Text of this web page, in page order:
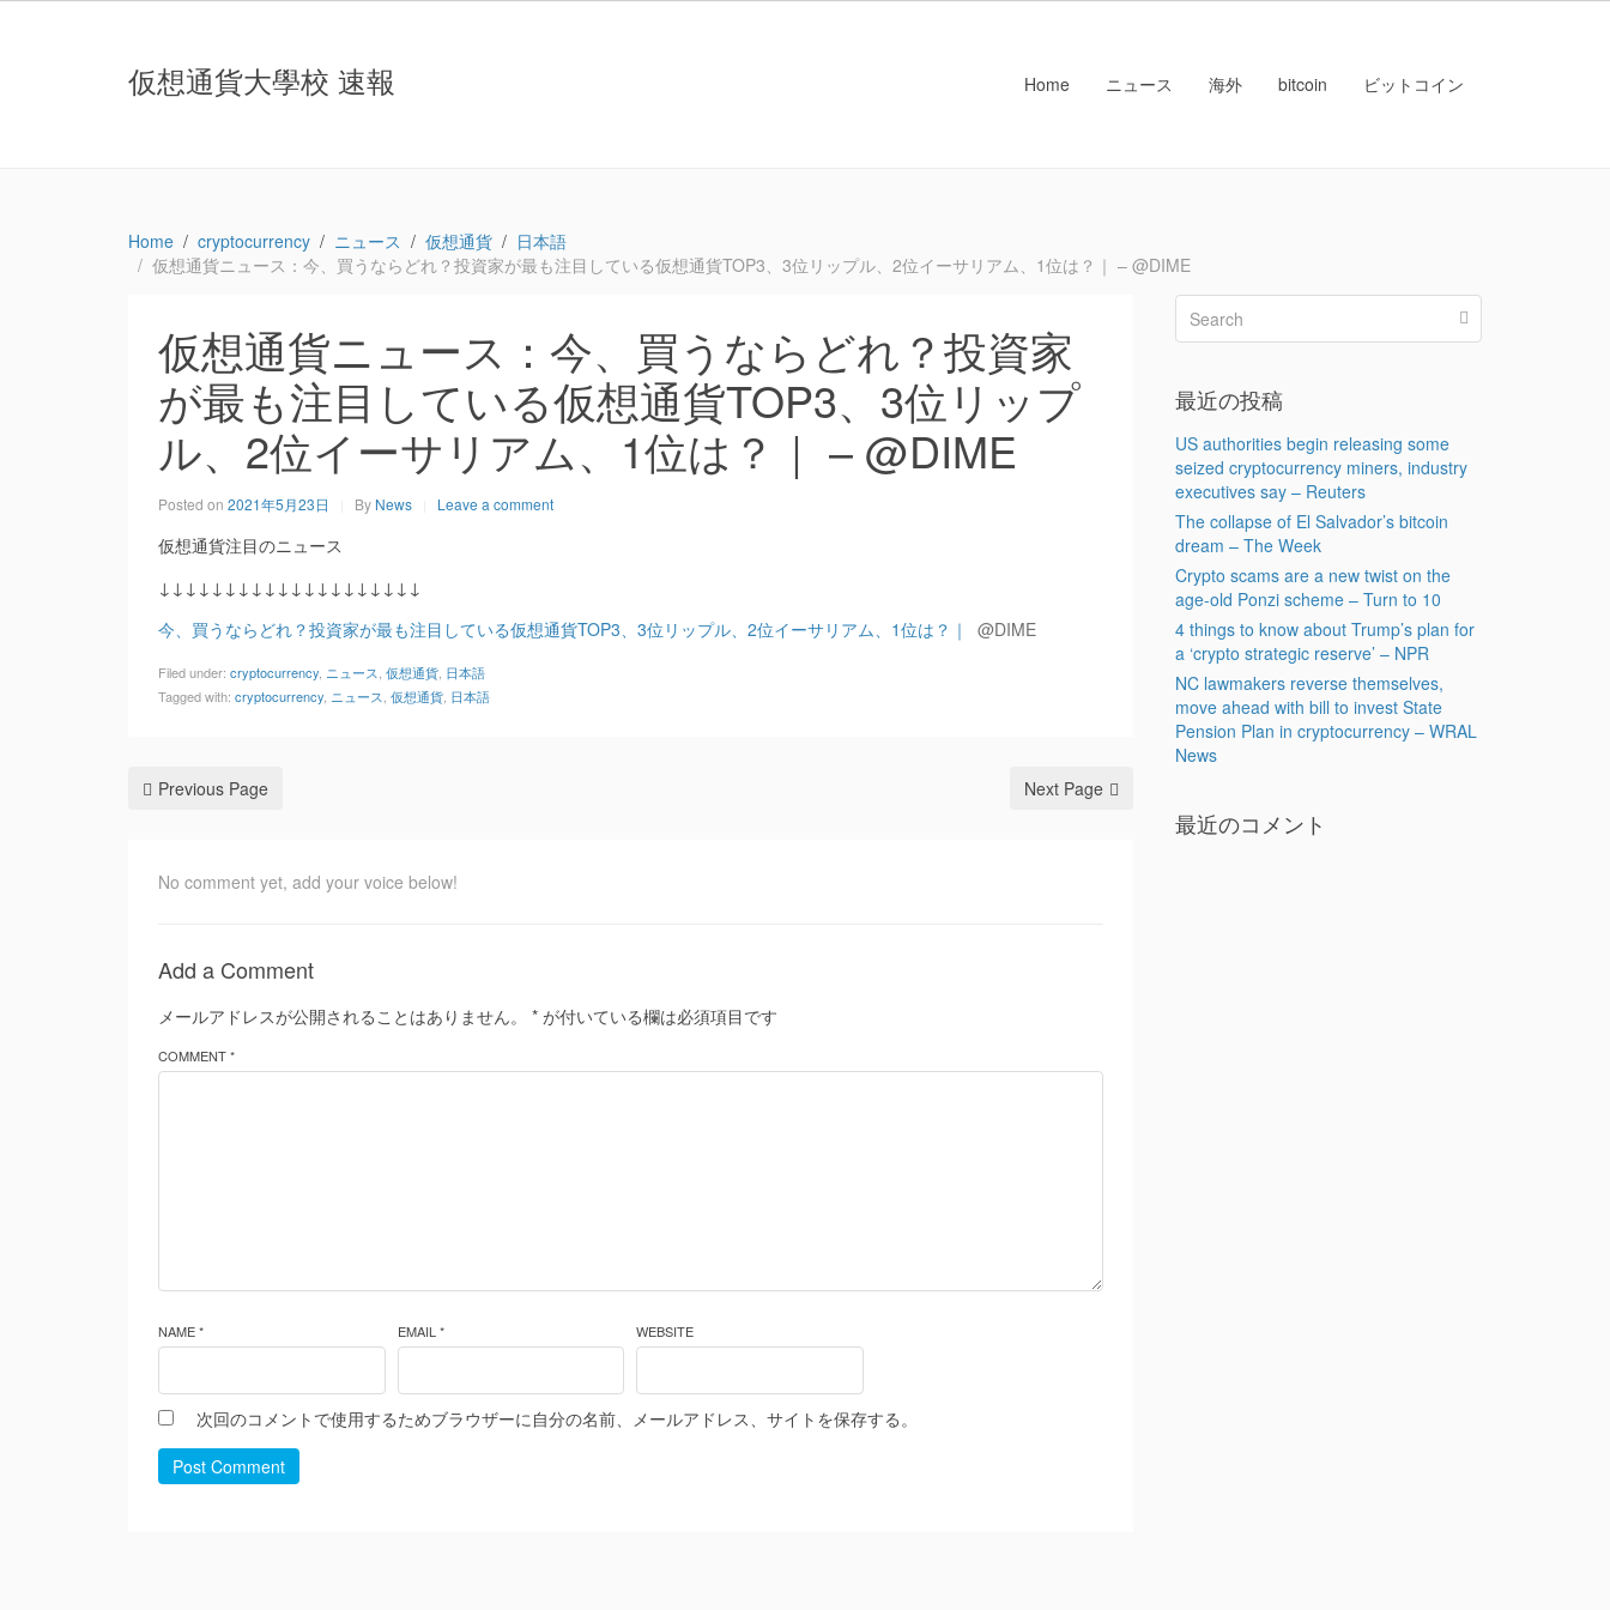
仮想通貨大學校 速報 Home ニュース 海外 bitcoin ビットコイン
Home cryptocurrency ニュース 仮想通貨
日本語
仮想通貨ニュース：今、買うならどれ？投資家が最も注目している仮想通貨TOP3、3位リップル、2位イーサリアム、1位は？｜ – @DIME
仮想通貨ニュース：今、買うならどれ？投資家
が最も注目している仮想通貨TOP3、3位リップ
ル、2位イーサリアム、1位は？｜ – @DIME
Posted on 2021年5月23日 By News Leave a comment
仮想通貨注目のニュース
↓↓↓↓↓↓↓↓↓↓↓↓↓↓↓↓↓↓↓↓
今、買うならどれ？投資家が最も注目している仮想通貨TOP3、3位リップル、2位イーサリアム、1位は？｜
@DIME
Filed under: cryptocurrency ニュース 仮想通貨 日本語
Tagged with: cryptocurrency ニュース 仮想通貨 日本語
Previous Page Next Page
No comment yet, add your voice below!
Add a Comment
メールアドレスが公開されることはありません。 * が付いている欄は必須項目です
COMMENT *
NAME * EMAIL * WEBSITE
次回のコメントで使用するためブラウザーに自分の名前、メールアドレス、サイトを保存する。
Post Comment
最近の投稿
US authorities begin releasing some
seized cryptocurrency miners, industry
executives say – Reuters
The collapse of El Salvador’s bitcoin
dream – The Week
Crypto scams are a new twist on the
age-old Ponzi scheme – Turn to 10
4 things to know about Trump’s plan for
a ‘crypto strategic reserve’ – NPR
NC lawmakers reverse themselves,
move ahead with bill to invest State
Pension Plan in cryptocurrency – WRAL
News
最近のコメント